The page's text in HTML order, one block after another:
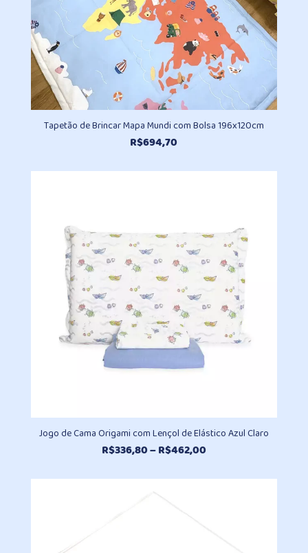
Tapetão de Brincar Mapa Mundi com Bolsa 196x120cm
R$694,70
Jogo de Cama Origami com Lençol de Elástico Azul Claro
R$336,80–R$462,00Faixa
preço: